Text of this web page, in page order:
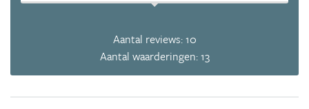
Aantal reviews: 10
Aantal waarderingen: 13